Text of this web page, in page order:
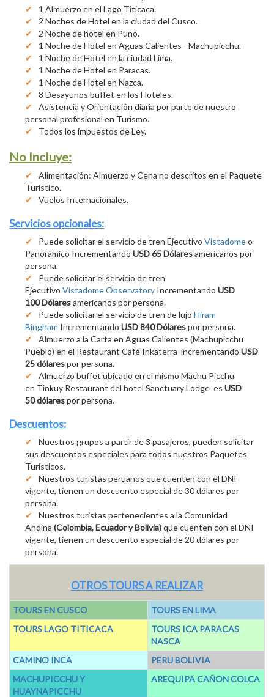
1 Almuerzo en el Lago Titicaca.
2 Noches de Hotel en la ciudad del Cusco.
2 Noche de hotel en Puno.
1 Noche de Hotel en Aguas Calientes - Machupicchu.
1 Noche de Hotel en la ciudad Lima.
1 Noche de Hotel en Paracas.
1 Noche de Hotel en Nazca.
8 Desayunos buffet en los Hoteles.
Asistencia y Orientación diaria por parte de nuestro
personal profesional en Turismo.
Todos los impuestos de Ley.
No Incluye:
Alimentación: Almuerzo y Cena no descritos en el Paquete
Turístico.
Vuelos Internacionales.
Servicios opcionales:
Puede solicitar el servicio de tren Ejecutivo Vistadomeo
Panorámico Incrementando USD 65 Dólaresamericanos por
persona.
Puede solicitar el servicio de tren
Ejecutivo Vistadome Observatory Incrementando USD
100 Dólaresamericanos por persona.
Puede solicitar el servicio de tren de lujo Hiram
Bingham Incrementando USD 840 Dólarespor persona.
Almuerzo a la Carta en Aguas Calientes (Machupicchu
Pueblo) en el Restaurant Café Inkaterra incrementando USD
25 dólarespor persona.
Almuerzo buffet ubicado en el mismo Machu Picchu
en Tinkuy Restaurant del hotel Sanctuary Lodge es USD
50 dólarespor persona.
Descuentos:
Nuestros grupos a partir de 3 pasajeros, pueden solicitar
sus descuentos especiales para todos nuestros Paquetes
Turísticos.
Nuestros turistas peruanos que cuenten con el DNI
vigente, tienen un descuento especial de 30 dólares por
persona.
Nuestros turistas pertenecientes a la Comunidad
Andina (Colombia, Ecuador y Bolivia)que cuenten con el DNI
vigente, tienen un descuento especial de 20 dólares por
persona.
OTROS TOURS A REALIZAR
TOURS EN CUSCO
TOURS EN LIMA
TOURS LAGO TITICACA
TOURS ICA PARACAS
NASCA
CAMINO INCA
PERU BOLIVIA
MACHUPICCHU Y
HUAYNAPICCHU
AREQUIPA CAÑON COLCA